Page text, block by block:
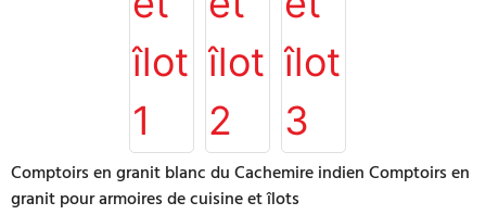
Comptoirs en granit blanc du Cachemire indien Comptoirs en
granit pour armoires de cuisine et îlots